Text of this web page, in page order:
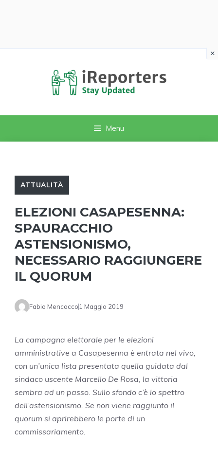
Menu
ATTUALITÀ
ELEZIONI CASAPESENNA:
SPAURACCHIO
ASTENSIONISMO,
NECESSARIO RAGGIUNGERE
IL QUORUM
Fabio Mencocco 1 Maggio 2019
La campagna elettorale per le elezioni
amministrative a Casapesenna è entrata nel vivo,
con un’unica lista presentata quella guidata dal
sindaco uscente Marcello De Rosa, la vittoria
sembra ad un passo. Sullo sfondo c’è lo spettro
dell’astensionismo. Se non viene raggiunto il
quorum si aprirebbero le porte di un
commissariamento.
×